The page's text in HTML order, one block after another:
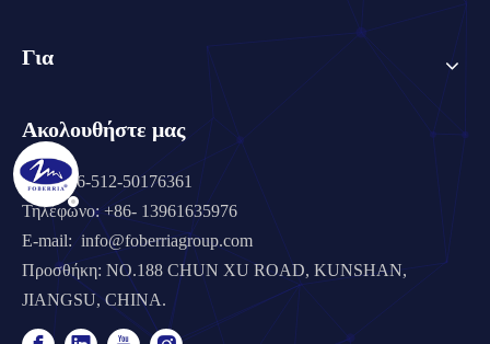
Για
Ακολουθήστε μας
Τηλ: +86-512-50176361
Τηλέφωνο: +86- 13961635976
E-mail: info@foberriagroup.com
Προσθήκη: NO.188 CHUN XU ROAD, KUNSHAN,
JIANGSU, CHINA.